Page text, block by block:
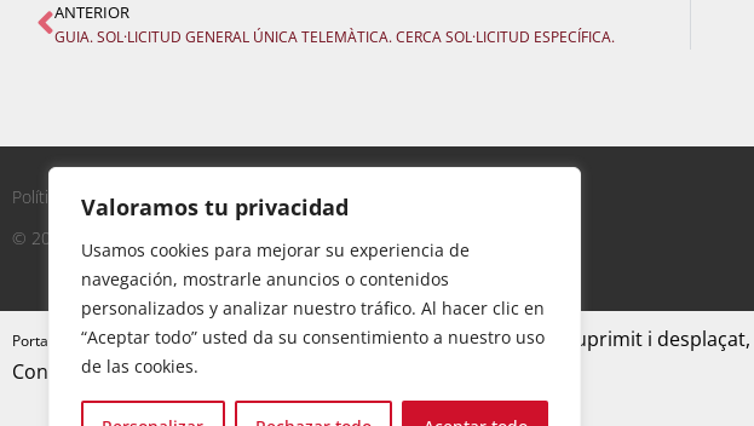
Valoramos tu privacidad
Usamos cookies para mejorar su experiencia de
navegación, mostrarle anuncios o contenidos
personalizados y analizar nuestro tráfico. Al hacer clic en
“Aceptar todo” usted da su consentimiento a nuestro uso
de las cookies.
ANTERIOR
GUIA. SOL·LICITUD GENERAL ÚNICA TELEMÀTICA. CERCA SOL·LICITUD ESPECÍFICA.
Política de Privacidad Aviso Legal
Política de Cookies
© 2023 - UGT Servicios Públicos
Portada »PARTICIPA. MESA SECTORIAL 20-06-24. Adjudicacions suprimit i
Constitució borses extraordinàries.